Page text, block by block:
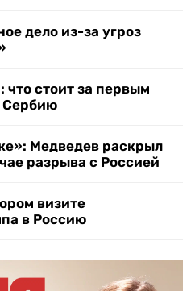
дело из-за угроз
стоит за первым
Сербию
Медведев раскрыл
разрыва с Россией
визите
в Россию